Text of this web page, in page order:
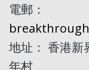
電郵：
地址： 香港新
年村